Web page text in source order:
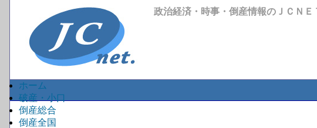
政治経済・時事・倒産情報のＪＣＮＥ
ホーム
破産・小口
倒産総合
倒産全国